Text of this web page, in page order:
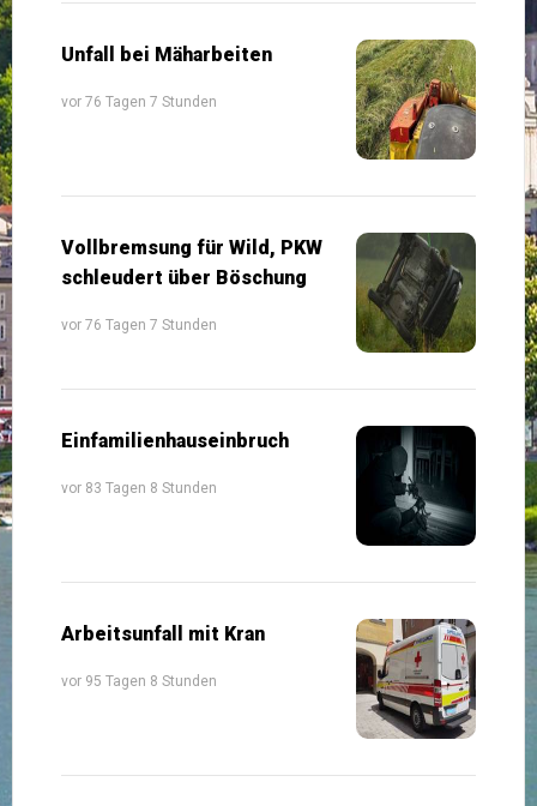
Unfall bei Mäharbeiten
vor 76 Tagen 7 Stunden
Vollbremsung für Wild, PKW
schleudert über Böschung
vor 76 Tagen 7 Stunden
Einfamilienhauseinbruch
vor 83 Tagen 8 Stunden
Arbeitsunfall mit Kran
vor 95 Tagen 8 Stunden